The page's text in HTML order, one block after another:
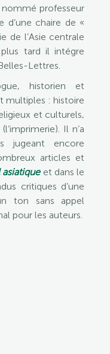
professeur
d’une chaire de «
de l’Asie centrale
tard il intégre
Lettres.
historien et
multiples : histoire
et culturels,
Il n’a
jugeant encore
articles et
et dans le
critiques d’une
ton sans appel
pour les auteurs.